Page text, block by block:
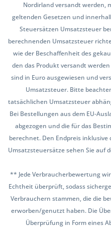
Nordirland versandt werden,
geltenden Gesetzen und
Steuersätzen Umsatzsteuer
berechnenden Umsatzsteuer
wie der Beschaffenheit des
den das Produkt versandt
sind in Euro ausgewiesen und
Umsatzsteuer. Bitte
tatsächlichen Umsatzsteuer
Bei Bestellungen aus dem EU-
abgezogen und die für das
berechnet. Den Endpreis
Umsatzsteuersätze sehen Sie auf
** Jede Verbraucherbewertung
Echtheit überprüft, sodass
Verbrauchern stammen, die die
erworben/genutzt haben. Die
Überprüfung in Form eines